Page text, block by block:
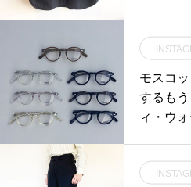
すい。こ
どいい
_howell
モスコ
するも
ィ・ウ
の代名詞